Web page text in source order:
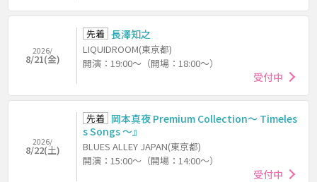
2026/
8/21(金)
先着 長澤知之
LIQUIDROOM(東京都)
開演：19:00～（開場：18:00～）
受付中
2026/
8/22(土)
先着 岡本真夜 Premium Collection～ Timeles
s Songs ～』
BLUES ALLEY JAPAN(東京都)
開演：15:00～（開場：14:00～）
受付中